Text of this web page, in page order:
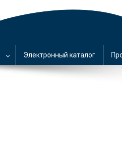
Электронный каталог